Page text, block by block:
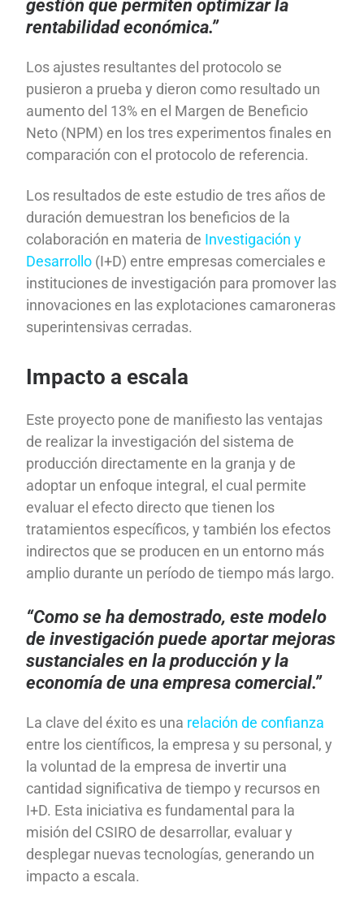
gestión que permiten optimizar la
rentabilidad económica.”
Los ajustes resultantes del protocolo se
pusieron a prueba y dieron como resultado un
aumento del 13% en el Margen de Beneficio
Neto (NPM) en los tres experimentos finales en
comparación con el protocolo de referencia.
Los resultados de este estudio de tres años de
duración demuestran los beneficios de la
colaboración en materia de Investigación y
Desarrollo (I+D) entre empresas comerciales e
instituciones de investigación para promover las
innovaciones en las explotaciones camaroneras
superintensivas cerradas.
Impacto a escala
Este proyecto pone de manifiesto las ventajas
de realizar la investigación del sistema de
producción directamente en la granja y de
adoptar un enfoque integral, el cual permite
evaluar el efecto directo que tienen los
tratamientos específicos, y también los efectos
indirectos que se producen en un entorno más
amplio durante un período de tiempo más largo.
“Como se ha demostrado, este modelo
de investigación puede aportar mejoras
sustanciales en la producción y la
economía de una empresa comercial.”
La clave del éxito es una relación de confianza
entre los científicos, la empresa y su personal, y
la voluntad de la empresa de invertir una
cantidad significativa de tiempo y recursos en
I+D. Esta iniciativa es fundamental para la
misión del CSIRO de desarrollar, evaluar y
desplegar nuevas tecnologías, generando un
impacto a escala.